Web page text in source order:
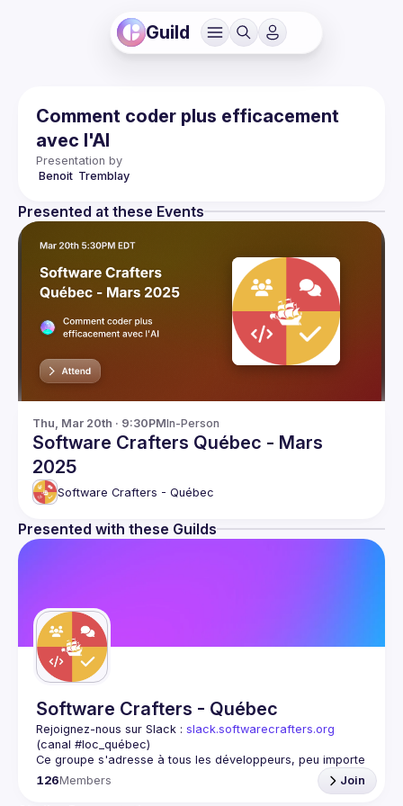
Guild
Comment coder plus efficacement
avec l'AI
Presentation by
Benoit Tremblay
Presented at these Events
Thu, Mar 20th · 9:30PMIn-Person
Software Crafters Québec - Mars
2025
Software Crafters - Québec
Presented with these Guilds
Software Crafters - Québec
Rejoignez-nous sur Slack : slack.softwarecrafters.org
(canal #loc_québec)
Ce groupe s'adresse à tous les développeurs, peu importe
qui vous êtes et la langue ou la technologie avec laquelle
126Members Join